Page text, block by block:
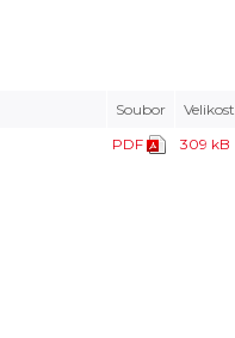
Soubor
Velikost
PDF 309 kB